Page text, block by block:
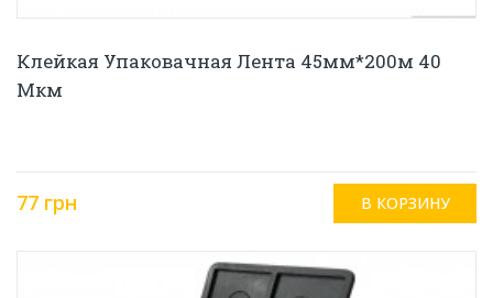
Клейкая Упаковачная Лента 45мм*200м 40
Мкм
77 грн